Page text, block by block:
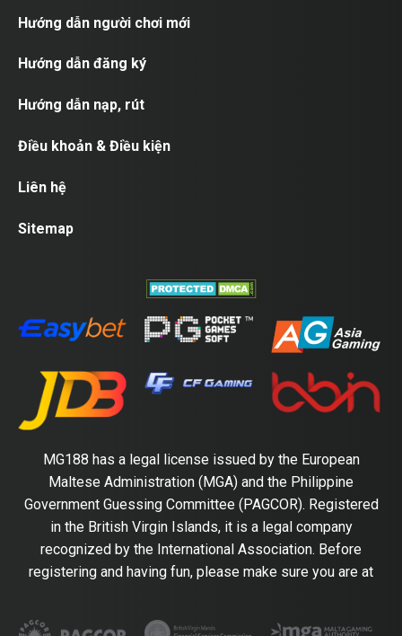
Hướng dẫn người chơi mới
Hướng dẫn đăng ký
Hướng dẫn nạp, rút
Điều khoản & Điều kiện
Liên hệ
Sitemap
MG188 has a legal license issued by the European
Maltese Administration (MGA) and the Philippine
Government Guessing Committee (PAGCOR). Registered
in the British Virgin Islands, it is a legal company
recognized by the International Association. Before
registering and having fun, please make sure you are at